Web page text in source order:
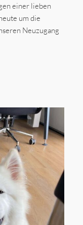
einer lieben
um die
Neuzugang